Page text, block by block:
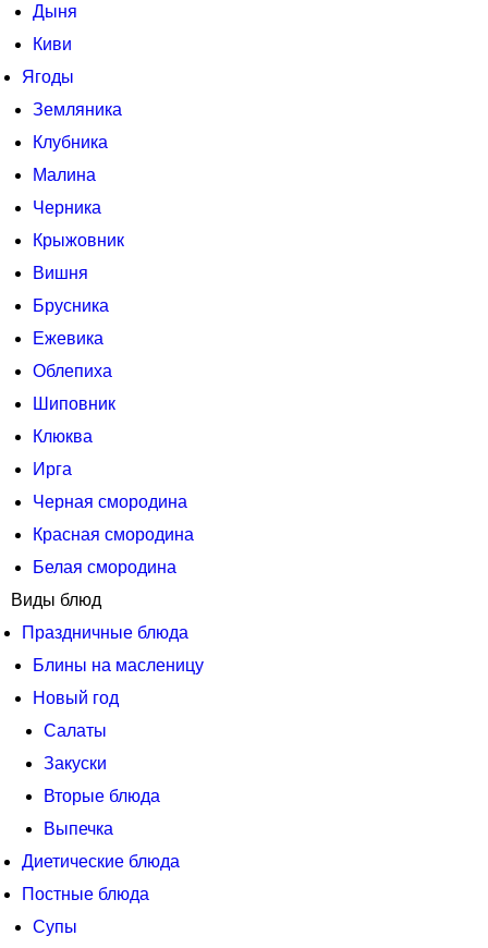
Дыня
Киви
Ягоды
Земляника
Клубника
Малина
Черника
Крыжовник
Вишня
Брусника
Ежевика
Облепиха
Шиповник
Клюква
Ирга
Черная смородина
Красная смородина
Белая смородина
Виды блюд
Праздничные блюда
Блины на масленицу
Новый год
Салаты
Закуски
Вторые блюда
Выпечка
Диетические блюда
Постные блюда
Супы